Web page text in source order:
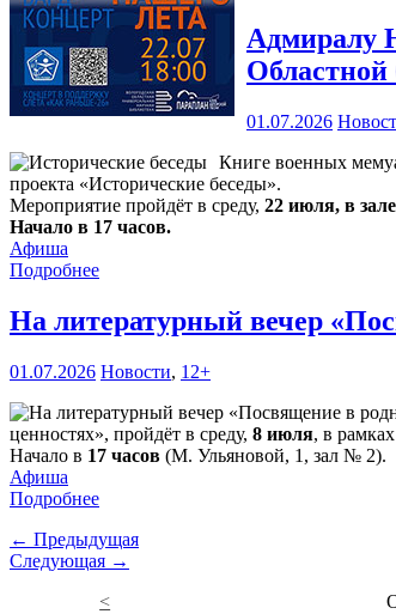
Адмиралу
Областной
01.07.2026
Книге военных
проекта «Исторические беседы».
Мероприятие пройдёт в среду, 22 июля, в
Начало в 17 часов.
Афиша
Подробнее
На литературный вечер
01.07.2026 Новости, 12+
ценностях», пройдёт в среду, 8 июля, в
Начало в 17 часов (М. Ульяновой, 1, зал № 2).
Афиша
Подробнее
← Предыдущая
Следующая →
<